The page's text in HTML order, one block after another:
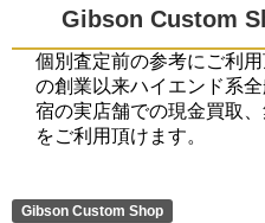
Gibson Custom
個別査定前の参考にご利
の創業以来ハイエンド系
宿の実店舗での現金買取
をご利用頂けます。
Gibson Custom Shop